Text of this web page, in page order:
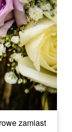
zamiast